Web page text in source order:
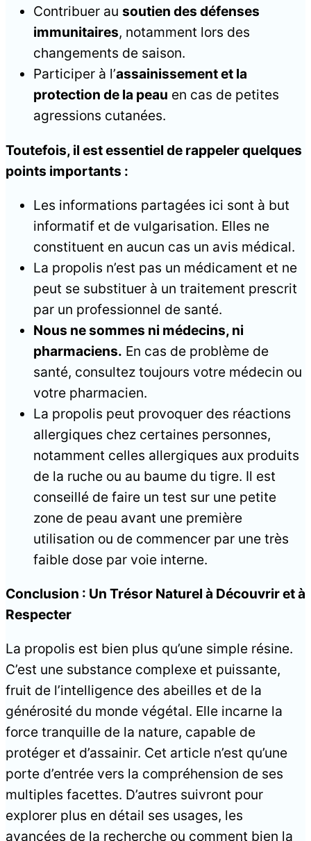
Contribuer au soutien des défenses
immunitaires, notamment lors des
changements de saison.
Participer à l’assainissement et la
protection de la peau en cas de petites
agressions cutanées.
Toutefois, il est essentiel de rappeler quelques
points importants :
Les informations partagées ici sont à but
informatif et de vulgarisation. Elles ne
constituent en aucun cas un avis médical.
La propolis n’est pas un médicament et ne
peut se substituer à un traitement prescrit
par un professionnel de santé.
Nous ne sommes ni médecins, ni
pharmaciens. En cas de problème de
santé, consultez toujours votre médecin ou
votre pharmacien.
La propolis peut provoquer des réactions
allergiques chez certaines personnes,
notamment celles allergiques aux produits
de la ruche ou au baume du tigre. Il est
conseillé de faire un test sur une petite
zone de peau avant une première
utilisation ou de commencer par une très
faible dose par voie interne.
Conclusion : Un Trésor Naturel à Découvrir et à
Respecter
La propolis est bien plus qu’une simple résine.
C’est une substance complexe et puissante,
fruit de l’intelligence des abeilles et de la
générosité du monde végétal. Elle incarne la
force tranquille de la nature, capable de
protéger et d’assainir. Cet article n’est qu’une
porte d’entrée vers la compréhension de ses
multiples facettes. D’autres suivront pour
explorer plus en détail ses usages, les
avancées de la recherche ou comment bien la